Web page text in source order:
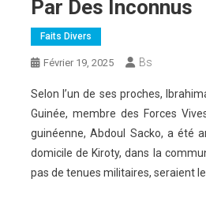
Par Des Inconnus
Faits Divers
Février 19, 2025 Bs
Selon l’un de ses proches,
Guinée, membre des Forces
guinéenne, Abdoul Sacko, a été
domicile de Kiroty, dans la
pas de tenues militaires, seraient